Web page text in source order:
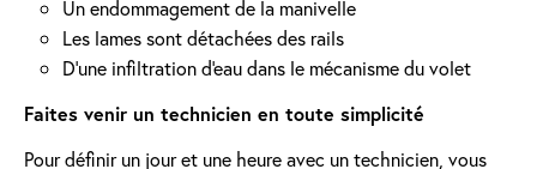
Un endommagement de la manivelle
Les lames sont détachées des rails
D'une infiltration d'eau dans le mécanisme du volet
Faites venir un technicien en toute simplicité
Pour définir un jour et une heure avec un technicien, vous